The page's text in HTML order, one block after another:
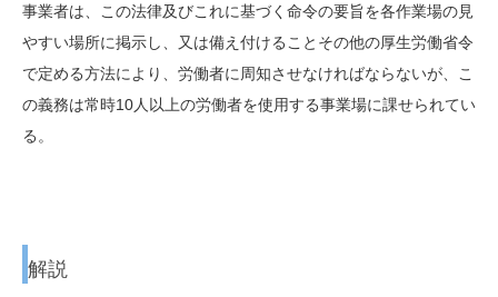
事業者は、この法律及びこれに基づく命令の要旨を各作業場の見
やすい場所に掲示し、又は備え付けることその他の厚生労働省令
で定める方法により、労働者に周知させなければならないが、こ
の義務は常時10人以上の労働者を使用する事業場に課せられてい
る。
解説